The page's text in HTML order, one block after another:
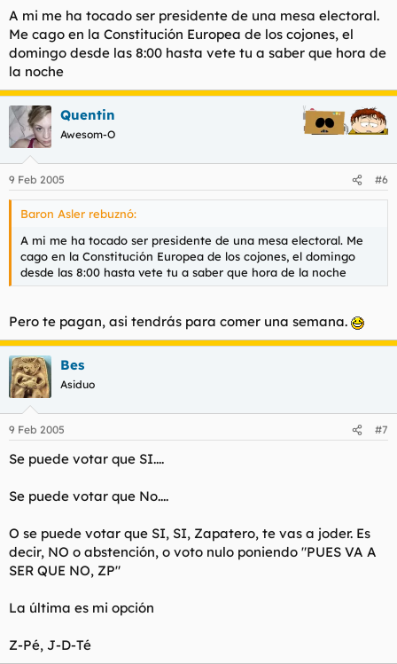
A mi me ha tocado ser presidente de una mesa electoral.
Me cago en la Constitución Europea de los cojones, el
domingo desde las 8:00 hasta vete tu a saber que hora de
la noche
Quentin
Awesom-O
9 Feb 2005 #6
Baron Asler rebuznó:
A mi me ha tocado ser presidente de una mesa electoral. Me
cago en la Constitución Europea de los cojones, el domingo
desde las 8:00 hasta vete tu a saber que hora de la noche
Pero te pagan, asi tendrás para comer una semana.
Bes
Asiduo
9 Feb 2005 #7
Se puede votar que SI....
Se puede votar que No....
O se puede votar que SI, SI, Zapatero, te vas a joder. Es
decir, NO o abstención, o voto nulo poniendo "PUES VA A
SER QUE NO, ZP"
La última es mi opción
Z-Pé, J-D-Té